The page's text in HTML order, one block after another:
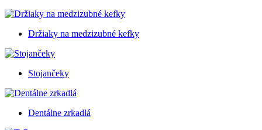
Držiaky na medzizubné kefky
Stojančeky
Dentálne zrkadlá